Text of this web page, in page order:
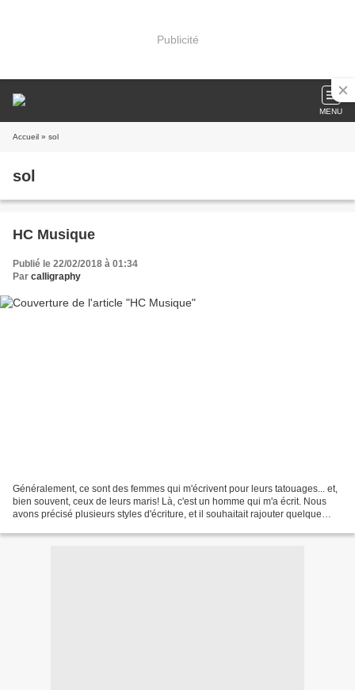
Publicité
MENU
Accueil » sol
sol
HC Musique
Publié le 22/02/2018 à 01:34
Par calligraphy
Généralement, ce sont des femmes qui m'écrivent pour leurs tatouages... et,
bien souvent, ceux de leurs maris! Là, c'est un homme qui m'a écrit. Nous
avons précisé plusieurs styles d'écriture, et il souhaitait rajouter quelque